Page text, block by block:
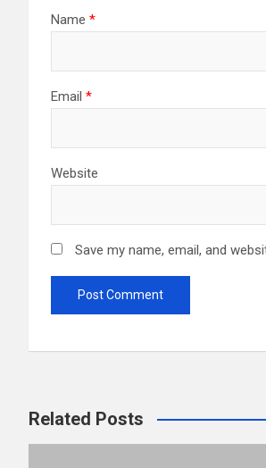
Name *
Email *
Website
Save my name, email, and
Related Posts